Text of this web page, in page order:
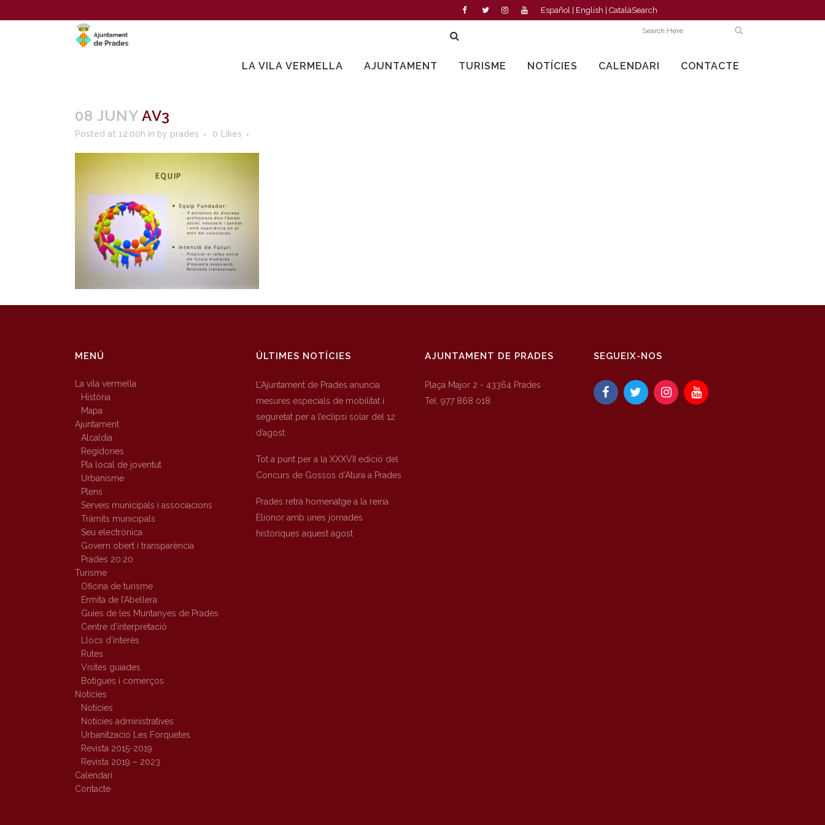
Español English CatalàSearch
LA VILA VERMELLA AJUNTAMENT TURISME NOTÍCIES CALENDARI CONTACTE
08 JUNY AV3
Posted at 12:00h in by prades 0 Likes
MENÚ
La vila vermella
Història
Mapa
Ajuntament
Alcaldia
Regidories
Pla local de joventut
Urbanisme
Plens
Serveis municipals i associacions
Tràmits municipals
Seu electrònica
Govern obert i transparència
Prades 20.20
Turisme
Oficina de turisme
Ermita de l’Abellera
Guies de les Muntanyes de Prades
Centre d’interpretació
Llocs d’interès
Rutes
Visites guiades
Botigues i comerços
Notícies
Notícies
Notícies administratives
Urbanització Les Forquetes
Revista 2015-2019
Revista 2019 – 2023
Calendari
Contacte
ÚLTIMES NOTÍCIES
L’Ajuntament de Prades anuncia
mesures especials de mobilitat i
seguretat per a l’eclipsi solar del 12
d’agost
Tot a punt per a la XXXVII edició del
Concurs de Gossos d’Atura a Prades
Prades retrà homenatge a la reina
Elionor amb unes jornades
històriques aquest agost
AJUNTAMENT DE PRADES
Plaça Major 2 - 43364 Prades
Tel. 977 868 018
SEGUEIX-NOS